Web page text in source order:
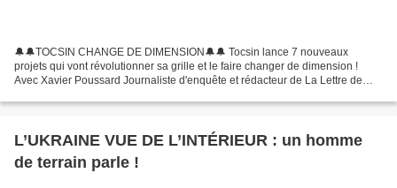
🔔🔔TOCSIN CHANGE DE DIMENSION🔔🔔 Tocsin lance 7 nouveaux
projets qui vont révolutionner sa grille et le faire changer de dimension !
Avec Xavier Poussard Journaliste d'enquête et rédacteur de La Lettre de
L’UKRAINE VUE DE L’INTÉRIEUR : un homme
de terrain parle !